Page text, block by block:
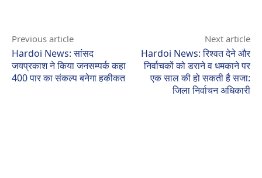
Previous article
Hardoi News: सांसद
जयप्रकाश ने किया जनसम्पर्क कहा
400 पार का संकल्प बनेगा हकीकत
Next article
Hardoi News: रिश्वत देने और
निर्वाचकों को डराने व धमकाने पर
एक साल की हो सकती है सजा:
जिला निर्वाचन अधिकारी